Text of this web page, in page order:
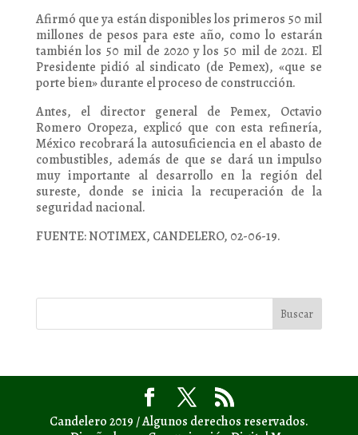
Afirmó que ya están disponibles los primeros 50 mil
millones de pesos para este año, como lo estarán
también los 50 mil de 2020 y los 50 mil de 2021. El
Presidente pidió al sindicato (de Pemex), «que se
porte bien» durante el proceso de construcción.
Antes, el director general de Pemex, Octavio
Romero Oropeza, explicó que con esta refinería,
México recobrará la autosuficiencia en el abasto de
combustibles, además de que se dará un impulso
muy importante al desarrollo en la región del
sureste, donde se inicia la recuperación de la
seguridad nacional.
FUENTE: NOTIMEX, CANDELERO, 02-06-19.
Candelero 2019 / Algunos derechos reservados.